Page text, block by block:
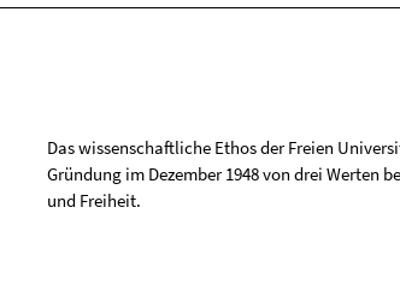
Das wissenschaftliche Ethos der Freien
Gründung im Dezember 1948 von drei Werten
und Freiheit.